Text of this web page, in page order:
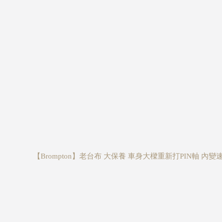
【Brompton】老台布 大保養 車身大樑重新打PIN軸 內變